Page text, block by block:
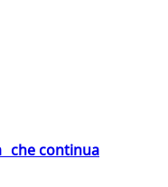
che continua